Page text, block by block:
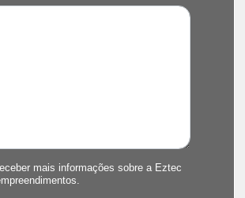
mais informações sobre a Eztec